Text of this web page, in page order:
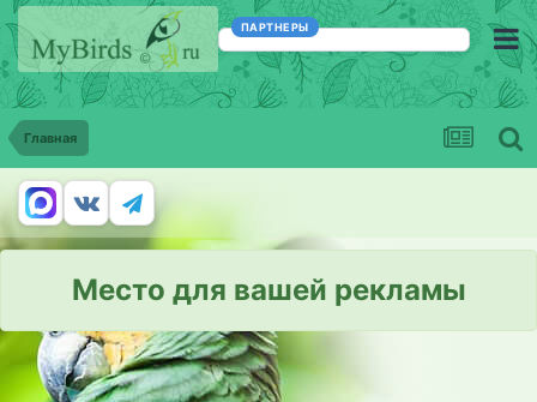
ПАРТНЕРЫ
Главная
Место для вашей рекламы